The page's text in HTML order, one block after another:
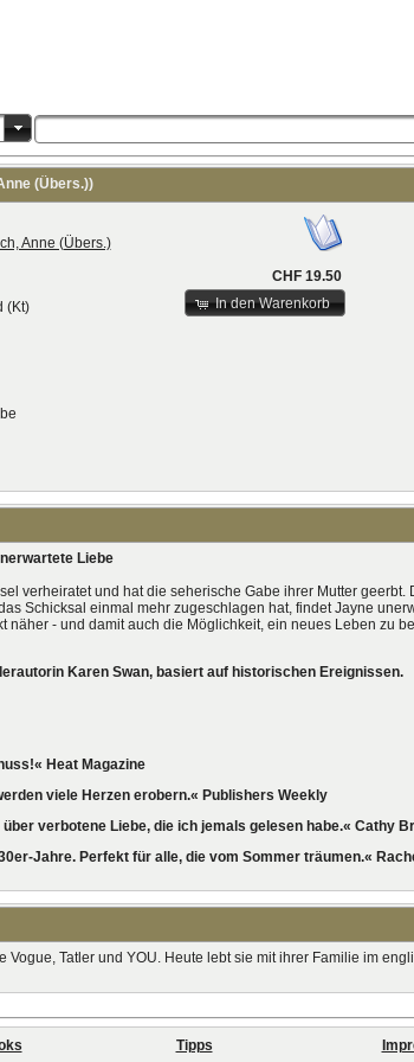
(Übers.))
Anne (Übers.)
(Kt)
CHF 19.50
In den Warenkorb
Liebe
verheiratet und hat die seherische Gabe ihrer Mutter
Schicksal einmal mehr zugeschlagen hat, findet Jayne
näher - und damit auch die Möglichkeit, ein neues Leben zu
Karen Swan, basiert auf historischen Ereignissen.
Heat Magazine
viele Herzen erobern.« Publishers Weekly
verbotene Liebe, die ich jemals gelesen habe.« Cathy
Jahre. Perfekt für alle, die vom Sommer träumen.«
Tatler und YOU. Heute lebt sie mit ihrer Familie im
Tipps